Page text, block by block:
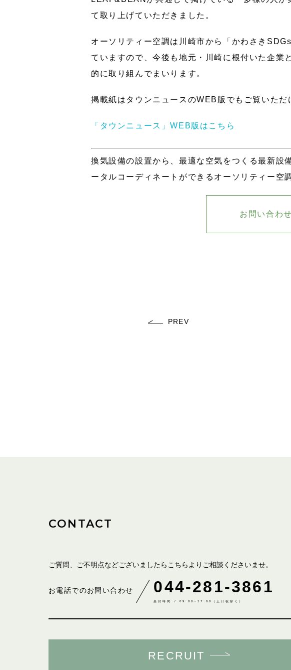
て取り上げていただきました。
オーソリティー空調は川崎市から「かわさき
ていますので、今後も地元・川崎に根付いた企業
的に取り組んでまいります。
掲載紙はタウンニュースのWEB版でもご覧いただ
「タウンニュース」WEB版はこちら
換気設備の設置から、最適な空気をつくる最新設
ータルコーディネートができるオーソリティー空
お問い合わせ
PREV
CONTACT
ご質問、ご不明点などございましたら こちらよりご相談くださいませ。
お電話でのお問い合わせ 044-281-3861
受付時間 / 09:00~17:00（土日祝除く）
RECRUIT